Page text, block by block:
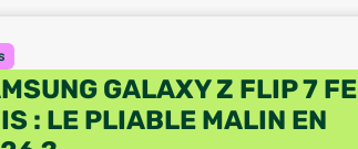
GALAXY Z FLIP 7 FE
: LE PLIABLE MALIN EN